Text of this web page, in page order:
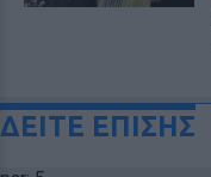
ΔΕΙΤΕ ΕΠΙΣΗΣ